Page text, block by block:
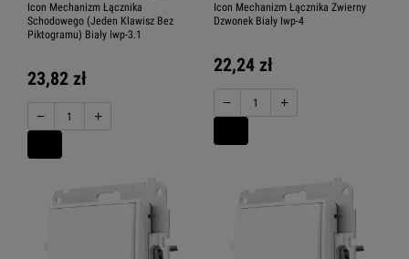
Icon Mechanizm Łącznika
Schodowego (Jeden Klawisz Bez
Piktogramu) Biały Iwp-3.1
23,82 zł
− +
Icon Mechanizm Łącznika Zwierny
Dzwonek Biały Iwp-4
22,24 zł
− +